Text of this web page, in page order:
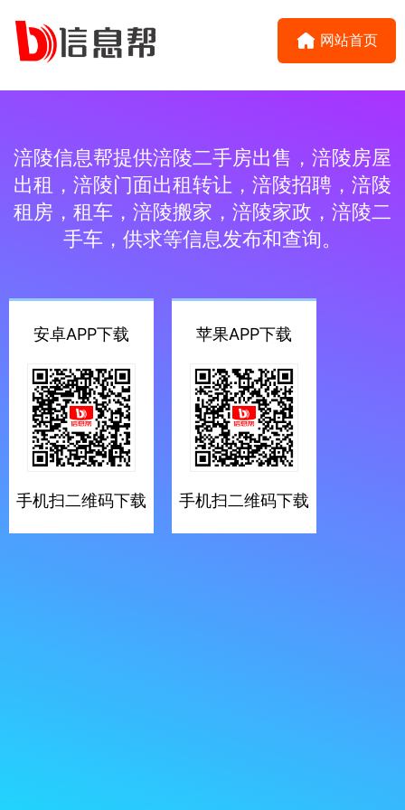
网站首页
涪陵信息帮提供涪陵二手房出售，涪陵房屋
出租，涪陵门面出租转让，涪陵招聘，涪陵
租房，租车，涪陵搬家，涪陵家政，涪陵二
手车，供求等信息发布和查询。
安卓APP下载
手机扫二维码下载
苹果APP下载
手机扫二维码下载